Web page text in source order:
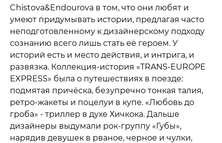
Chistova&Endourova в том, что они любят и
умеют придумывать истории, предлагая часто
неподготовленному к дизайнерскому подходу
сознанию всего лишь стать её героем. У
историй есть и место действия, и интрига, и
развязка. Коллекция-история «TRANS-EUROPE
EXPRESS» была о путешествиях в поезде:
подмятая причёска, безупречно тонкая талия,
ретро-жакеты и поцелуи в купе. «Любовь до
гроба» - триллер в духе Хичкока. Дальше
дизайнеры выдумали рок-группу «Губы»,
нарядив девушек в рваное, черное и чулки,